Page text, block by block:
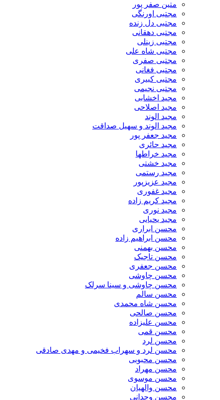
متین صفر پور
مجتبی اورنگی
مجتبی دل زنده
مجتبی دهقانی
مجتبی زینلی
مجتبی شاه علی
مجتبی صفری
مجتبی فغانی
مجتبی کبیری
مجتبی نجیمی
مجید اخشابی
مجید اصلاحی
مجید الوند‎
مجید الوند و سهیل صداقت
مجید جعفر پور
مجید حائری
مجید خراطها
مجید خشتی
مجید رستمی
مجید عزیزپور
مجید غفوری
مجید کریم زاده
مجید نوری
مجید یحیایی
محسن ابراری
محسن ابراهیم زاده
محسن بهمنی
محسن تاجیک
محسن جعفری
محسن چاوشی
محسن چاوشی و سینا سرلک
محسن سالم
محسن شاه محمدی
محسن صالحی
محسن علیزاده
محسن قمی
محسن لرد
محسن لرد و سهراب فخیمی و مهدی صادقی
محسن محبوبی
محسن مهراد
محسن موسوی
محسن والهیان
محسن وجدانی